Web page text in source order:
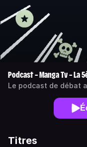
Podcast – Manga Tv – La
Le podcast de débat
Titres